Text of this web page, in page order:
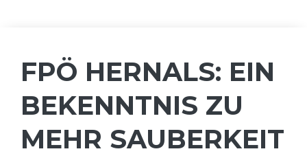
FPÖ HERNALS: EIN
BEKENNTNIS ZU
MEHR SAUBERKEIT